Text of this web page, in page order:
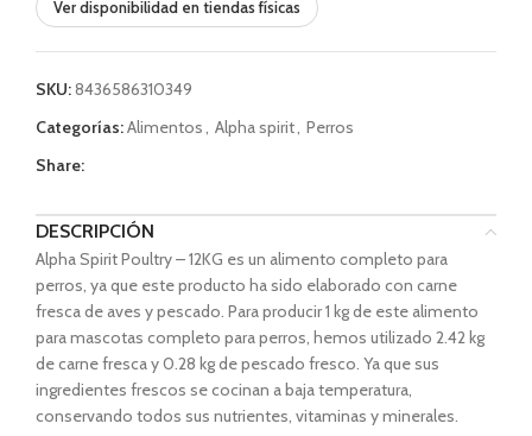
Ver disponibilidad en tiendas físicas
SKU:8436586310349
Categorías:Alimentos, Alpha spirit, Perros
Share:
DESCRIPCIÓN
Alpha Spirit Poultry – 12KG es un alimento completo para
perros, ya que este producto ha sido elaborado con carne
fresca de aves y pescado. Para producir 1 kg de este alimento
para mascotas completo para perros, hemos utilizado 2.42 kg
de carne fresca y 0.28 kg de pescado fresco. Ya que sus
ingredientes frescos se cocinan a baja temperatura,
conservando todos sus nutrientes, vitaminas y minerales.